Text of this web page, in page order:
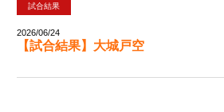
試合結果
2026/06/24
【試合結果】大城戸空